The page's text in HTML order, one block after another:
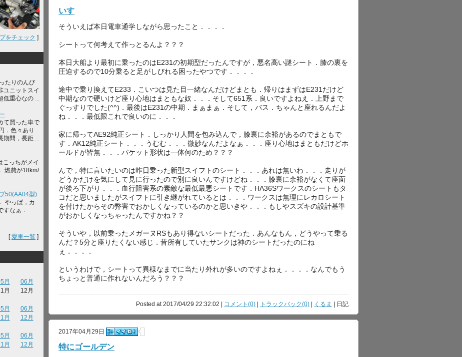
いす
そういえば本日電車通学しながら思ったこと．．．．
シートって何考えて作っとるんよ？？？
本日大船より最初に乗ったのはE231の初期型だったんですが，悪名高い謎シート．膝の裏を
圧迫するので10分乗ると足がしびれる困ったやつです．．．．
途中で乗り換えてE233．こいつは見た目一緒なんだけどまとも．帰りはまずはE231だけど
中期なので硬いけど座り心地はまともな奴．．．そして651系．良いですよねえ．上野まで
ぐっすりでした(^^)．最後はE231の中期．まぁまぁ．そして，バス．ちゃんと座れるんだよ
ね．．．最低限これで良いのに．．．
家に帰ってAE92純正シート．しっかり人間を包み込んで，膝裏に余裕があるのでまともで
す．AK12純正シート．．．うむむ．．．微妙なんだよなぁ．．．座り心地はまともだけどホ
ールドが皆無．．．パケット形状は一体何のため？？？
んで，特に言いたいのは昨日乗った新型スイフトのシート．．．あれは無いわ．．．走りが
どうかだけを気にして見に行ったので別に良いんですけどね．．．膝裏に余裕がなくて座面
が後ろ下がり．．．血行阻害系の素敵な最低最悪シートです．HA36Sワークスのシートもタ
コだと思いましたがスイフトに引き継がれているとは．．．ワークスは無理にレカロシート
を付けたからその弊害でおかしくなっているのかと思いきや．．．もしやスズキの設計基準
がおかしくなっちゃったんですかね？？
そういや，以前乗ったメガーヌRSもあり得ないシートだった．あんなもん，どうやって乗る
んだ？5分と座りたくない感じ．昔所有していたサンクは神のシートだったのにね
ぇ．．．．
というわけで，シートって異様なまでに当たり外れが多いのですよねぇ．．．．なんでもう
ちょっと普通に作れないんだろう？？？
Posted at 2017/04/29 22:32:02 | コメント(0) トラックバック(0) くるま | 日記
2017年04月29日
特にゴールデン
をチェック ]
たりのんび
ユニットスイ
低重心なの ...
て買った車で
．色々あり
期間，長距 ...
こっちがメイ
燃費が18km/
50(AA04型)
やっぱ，カ
すなぁ．
[愛車一覧 ]
月
06月
月
12月
月
06月
月
12月
月
06月
月
12月